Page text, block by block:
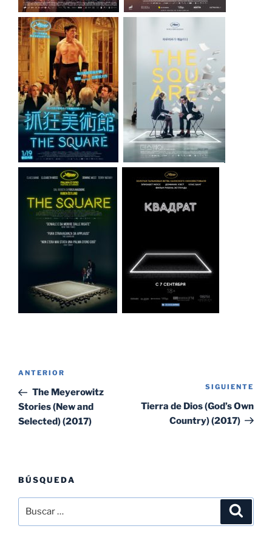
Navegación
entradas
Entrada
anterior:
ANTERIOR
The Meyerowitz
Stories (New and
Selected) (2017)
SIGUIENTE
Tierra de Dios (God’s Own
Country) (2017)
BÚSQUEDA
por: